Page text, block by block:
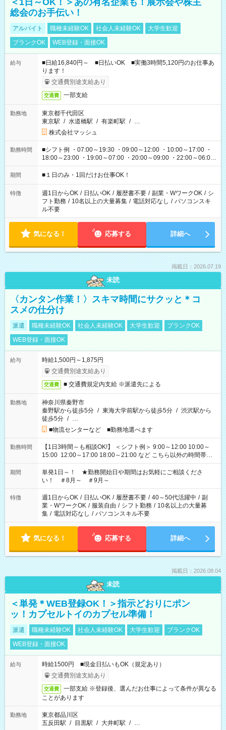
＜1日～OK！＞あの有名企業も！展示会や株主
総会のお手伝い！
アルバイト 職種未経験OK 社会人未経験OK
大学生歓迎
ブランクOK
WEB登録・面接OK
給与
■日給16,840円～ ■日払いOK ■実働3時間5,120円のお仕事あ
ります！
交通費別途支給あり
交通費 一部支給
勤務地
東京都千代田区
東京駅 / 水道橋駅 / 有楽町駅 / …
株式会社マッシュ
勤務時間
■シフト例 ・07:00～19:30 ・09:00～12:00 ・10:00～17:00 ・
18:00～23:00 ・19:00～07:00 ・20:00～09:00 ・22:00～06:00
etc ★最短で3時間で5,120円のお仕事から 15時間で2万円近く稼
げるお仕事も！ ご希望のお時間に合わせてご紹介！ ※シフトは
ください！
期間 ■１日のみ・1回だけお仕事OK！
特徴 週1日からOK / 日払いOK / 履歴書不要 / 副業・WワークOK / シ
フト勤務 / 10名以上の大量募集 / 電話対応なし / パソコンスキ
ル不要
気になる！ 応募する 詳細へ
掲載日：2026.07.19
未読
〈カンタン作業！〉スキマ時間にサクッと＊コ
スメの仕分け
派遣 職種未経験OK 社会人未経験OK 大学生歓迎
ブランクOK
WEB登録・面接OK
給与
時給1,500円～1,875円
交通費別途支給あり
交通費 ■ 交通費規定内支給 ※派遣先による
勤務地
神奈川県秦野市
秦野駅から徒歩5分 / 東海大学前駅から徒歩5分 / 渋沢駅から
徒歩5分 / …
■物流センターなど ■勤務地選べます
勤務時間
【1日3時間～も相談OK!】 ＜シフト例＞ 9:00～12:00 10:00～
15:00 12:00～17:00 18:00～21:00 など こちら以外の時間帯も
お気軽にご相談ください！
期間
単発1日～！ ★勤務開始日や期間はお気軽にご相談くださ
い！ ＃8月～ ＃9月～
特徴 週1日からOK / 日払いOK / 履歴書不要 / 40～50代活躍中 / 副
業・WワークOK / 服装自由 / シフト勤務 / 10名以上の大量募
集 / 電話対応なし / パソコンスキル不要
気になる！ 応募する 詳細へ
掲載日：2026.08.04
未読
＜単発＊WEB登録OK！＞指示どおりにポン
ッ！カプセルトイのカプセル準備！
派遣 職種未経験OK 社会人未経験OK 大学生歓迎
ブランクOK
WEB登録・面接OK
給与
時給1500円 ■現金日払いもOK（規定あり）
交通費別途支給あり
交通費
一部支給 ※登録後、選んだお仕事によって条件が異なる
ことがあります
勤務地
東京都品川区
五反田駅 / 目黒駅 / 大井町駅 / …